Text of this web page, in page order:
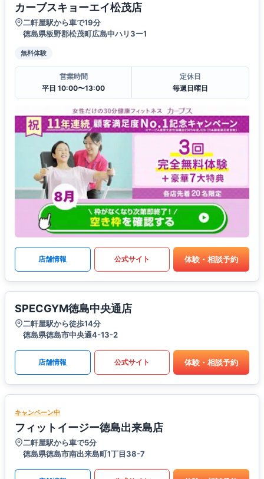
カーブスキョーエイ松茂店
二軒屋駅から車で19分
徳島県板野郡松茂町広島中ハリ3ー1
無料体験
営業時間
平日 10:00〜13:00
定休日
毎週日曜日
店舗情報 公式サイト 体験・相談予約
SPECGYM徳島中央通店
二軒屋駅から徒歩14分
徳島県徳島市中央通4-13-2
店舗情報 公式サイト 体験・相談予約
キャンペーン中
フィットイージー徳島出来島店
二軒屋駅から車で5分
徳島県徳島市南出来島町1丁目38-7